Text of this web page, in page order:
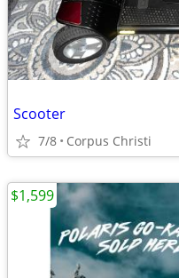
Scooter
7/8 Corpus Christi
$1,599